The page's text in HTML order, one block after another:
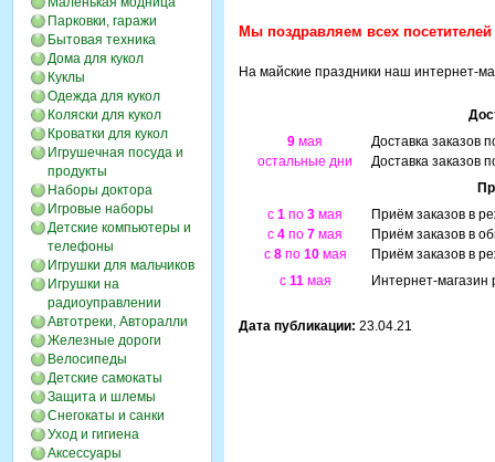
Парковки, гаражи
Бытовая техника
Дома для кукол
Куклы
Одежда для кукол
Коляски для кукол
Кроватки для кукол
Игрушечная посуда и
продукты
Наборы доктора
Игровые наборы
Детские компьютеры и
телефоны
Игрушки для мальчиков
Игрушки на
радиоуправлении
Автотреки, Авторалли
Железные дороги
Велосипеды
Детские самокаты
Защита и шлемы
Снегокаты и санки
Уход и гигиена
Аксессуары
Мы поздравляем всех
На майские праздники наш интернет-
9 мая
остальные дни
Доставка заказов
Доставка заказов
с 1 по 3 мая
с 4 по 7 мая
с 8по 10мая
Приём заказов в
Приём заказов в
Приём заказов в
с11мая Интернет-
Дата публикации: 23.04.21